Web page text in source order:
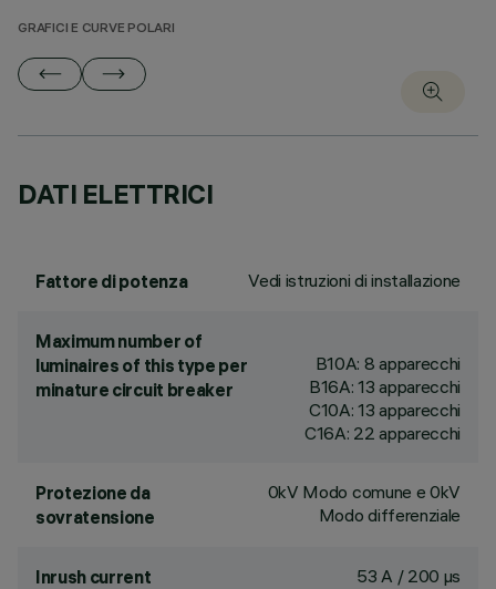
GRAFICI E CURVE POLARI
DATI ELETTRICI
Fattore di potenza Vedi istruzioni di installazione
Maximum number of
luminaires of this type per
minature circuit breaker
B10A: 8 apparecchi
B16A: 13 apparecchi
C10A: 13 apparecchi
C16A: 22 apparecchi
Protezione da
sovratensione
0kV Modo comune e 0kV
Modo differenziale
Inrush current 53 A / 200 µs